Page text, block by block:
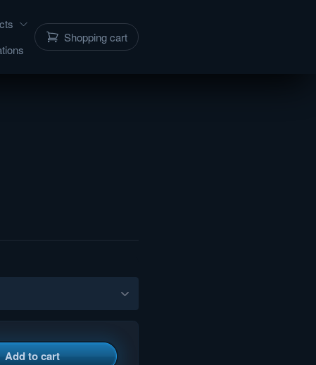
Shopping cart
Add to cart